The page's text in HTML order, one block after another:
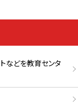
などを教育センタ